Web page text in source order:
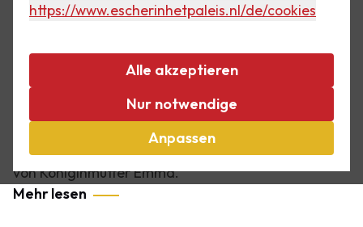
https://www.escherinhetpaleis.nl/de/cookies
Alle akzeptieren
Nur notwendige
Anpassen
Unbefristet
Mit über 120 Drucken zeigt Escher im Palast eine
Dauerausstellung mit den bekanntesten Werken
aus dem Oeuvre von M.C. Escher (1898-1972). Diese
eindrucksvollen Werke werden in einem königlichen
Ambiente gezeigt: dem ehemaligen Winterpalast
von Königinmutter Emma.
Mehr lesen